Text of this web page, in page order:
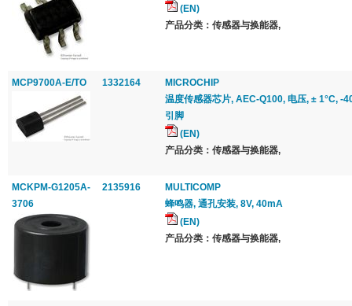
(EN)
产品分类：传感器与换能器,
MCP9700A-E/TO 1332164
MICROCHIP
温度传感器芯片, AEC-Q100, 电压, ± 1°C, -
引脚
(EN)
产品分类：传感器与换能器,
MCKPM-G1205A-
3706
2135916
MULTICOMP
蜂鸣器, 通孔安装, 8V, 40mA
(EN)
产品分类：传感器与换能器,